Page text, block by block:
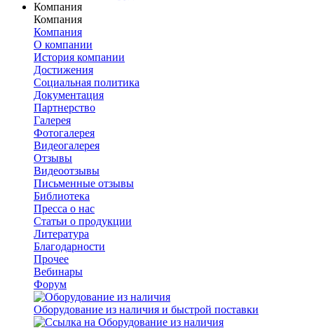
Компания
Компания
Компания
О компании
История компании
Достижения
Социальная политика
Документация
Партнерство
Галерея
Фотогалерея
Видеогалерея
Отзывы
Видеоотзывы
Письменные отзывы
Библиотека
Пресса о нас
Статьи о продукции
Литература
Благодарности
Прочее
Вебинары
Форум
Оборудование из наличия и быстрой поставки